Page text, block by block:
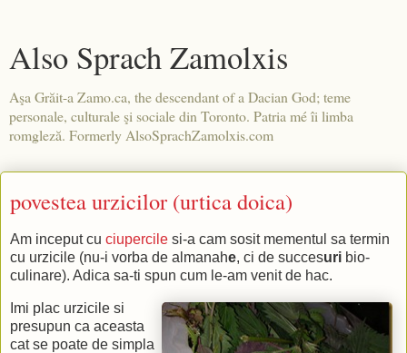
Also Sprach Zamolxis
Aşa Grăit-a Zamo.ca, the descendant of a Dacian God; teme
personale, culturale şi sociale din Toronto. Patria mé îi limba
romgleză. Formerly AlsoSprachZamolxis.com
povestea urzicilor (urtica doica)
Am inceput cu ciupercile si-a cam sosit mementul sa termin
cu urzicile (nu-i vorba de almanahe, ci de succesuri bio-
culinare). Adica sa-ti spun cum le-am venit de hac.
Imi plac urzicile si
presupun ca aceasta
cat se poate de simpla